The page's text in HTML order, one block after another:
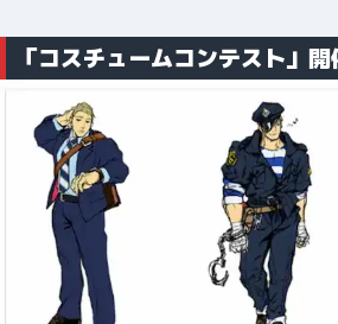
「コスチュームコンテスト」開